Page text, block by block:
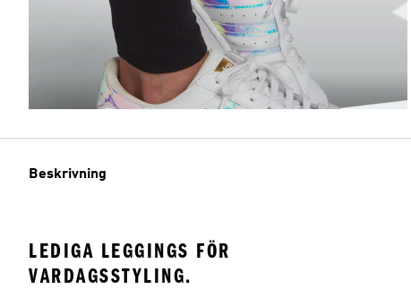
Beskrivning
LEDIGA LEGGINGS FÖR
VARDAGSSTYLING.